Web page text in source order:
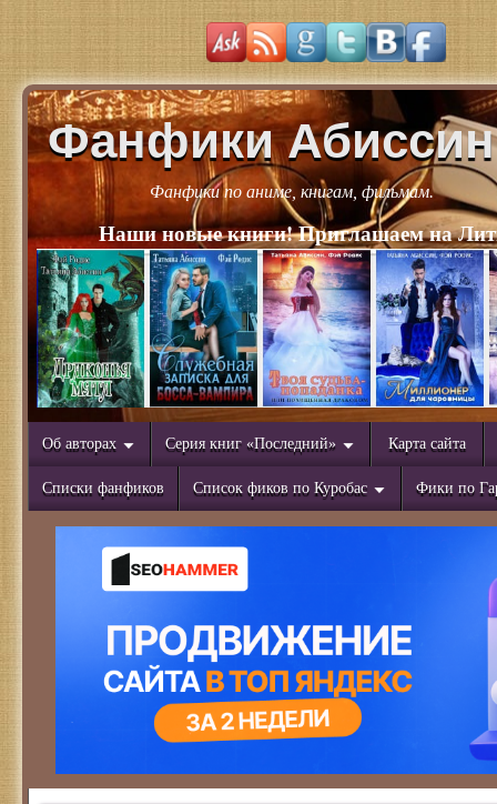
Фанфики Абиссин
Фанфики по аниме, книгам, фильмам.
Наши новые книги! Приглашаем на
Об авторах Серия книг «Последний» Карта сайта
Списки фанфиков Список фиков по Куробас Фики по